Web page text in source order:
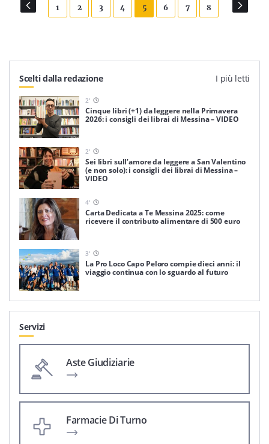
1 2 3 4 5 6 7 8
Scelti dalla redazione I più letti
2'
Cinque libri (+1) da leggere nella Primavera
2026: i consigli dei librai di Messina – VIDEO
2'
Sei libri sull’amore da leggere a San Valentino
(e non solo): i consigli dei librai di Messina –
VIDEO
4'
Carta Dedicata a Te Messina 2025: come
ricevere il contributo alimentare di 500 euro
3'
La Pro Loco Capo Peloro compie dieci anni: il
viaggio continua con lo sguardo al futuro
Servizi
Aste Giudiziarie
Farmacie Di Turno